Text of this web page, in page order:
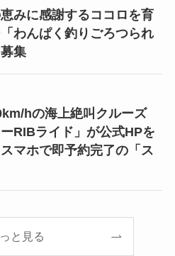
みに感謝するココロを育
わんぱく釣りごろつられ
集
hの海上絶叫クルーズ
RIBライド」が公式HPを
マホで即予約完了の「ス
と見る